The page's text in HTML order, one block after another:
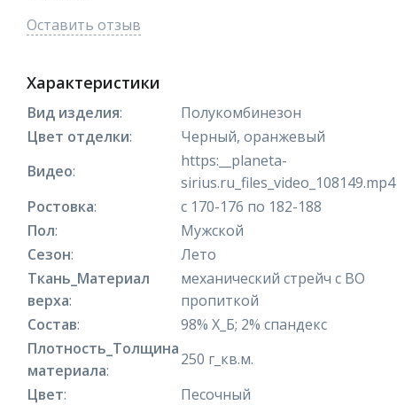
Оставить отзыв
Характеристики
Вид изделия:
Полукомбинезон
Цвет отделки:
Черный, оранжевый
Видео:
https:__planeta-
sirius.ru_files_video_108149.mp4
Ростовка:
с 170-176 по 182-188
Пол:
Мужской
Сезон:
Лето
Ткань_Материал
верха:
механический стрейч с ВО
пропиткой
Состав:
98% Х_Б; 2% спандекс
Плотность_Толщина
материала:
250 г_кв.м.
Цвет:
Песочный